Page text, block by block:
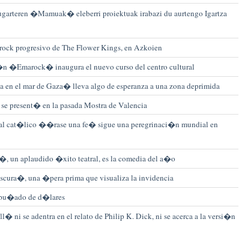
�Mamuak� eleberri proiektuak irabazi du aurtengo Igartza
progresivo de The Flower Kings, en Azkoien
�Emarock� inaugura el nuevo curso del centro cultural
el mar de Gaza� lleva algo de esperanza a una zona deprimida
present� en la pasada Mostra de Valencia
cat�lico ��rase una fe� sigue una peregrinaci�n mundial en
un aplaudido �xito teatral, es la comedia del a�o
una �pera prima que visualiza la invidencia
de d�lares
ni se adentra en el relato de Philip K. Dick, ni se acerca a la versi�n